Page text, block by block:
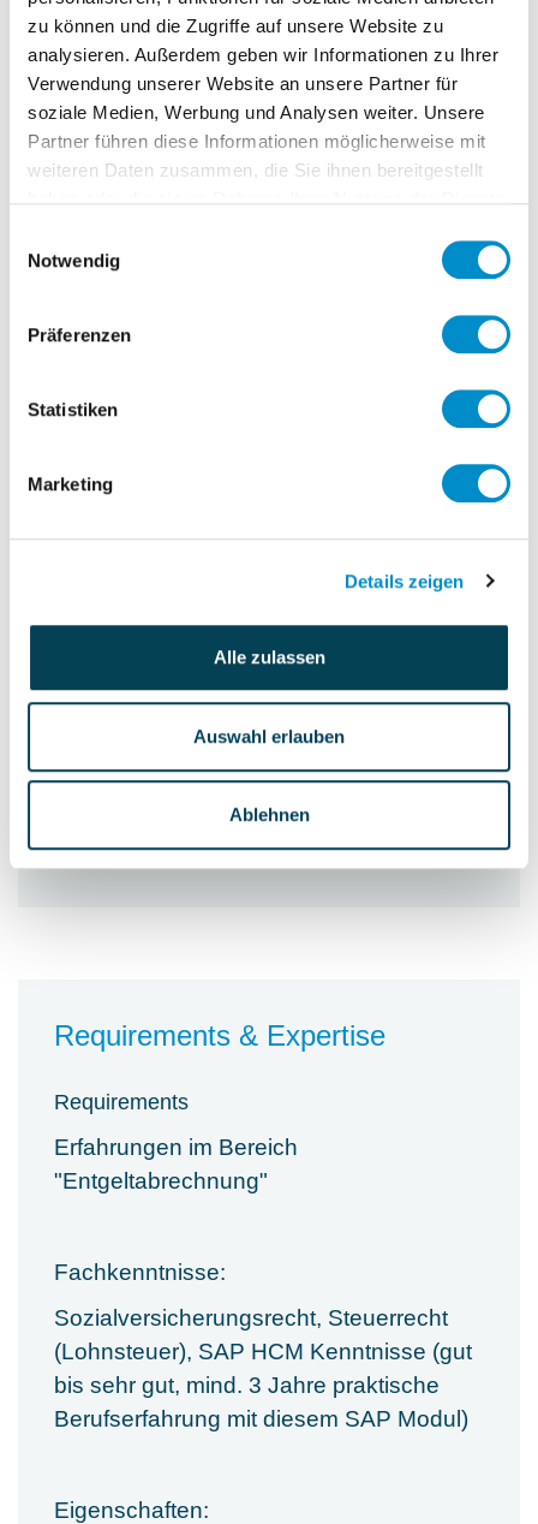
zu können und die Zugriffe auf unsere Website zu
analysieren. Außerdem geben wir Informationen zu Ihrer
Verwendung unserer Website an unsere Partner für
soziale Medien, Werbung und Analysen weiter. Unsere
Partner führen diese Informationen möglicherweise mit
weiteren Daten zusammen, die Sie ihnen bereitgestellt
Notwendig
Präferenzen
Statistiken
Marketing
Details zeigen
Alle zulassen
Auswahl erlauben
Ablehnen
Überwachung und Pflege der
elektronischen Zeiterfassung
(Datenpflege Zeitwirtschaft) für einen
zugewiesenen
Mitarbeiter-/Betreuungsbereich,
Personalveränderungen,
Behördenkommunikation ( EEL, AAG,
Bearbeitung von Anfragen von
monatlichen Entgeltabrechnung,
Führen der elektronischen
Personalakte
keine
keine
Requirements & Expertise
Requirements
Erfahrungen im Bereich
"Entgeltabrechnung"
Fachkenntnisse:
Sozialversicherungsrecht, Steuerrecht
(Lohnsteuer), SAP HCM Kenntnisse (gut
bis sehr gut, mind. 3 Jahre praktische
Berufserfahrung mit diesem SAP Modul)
Eigenschaften: